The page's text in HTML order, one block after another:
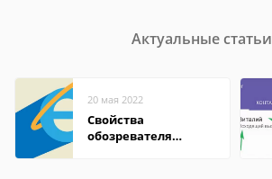
Актуальные статьи
20 мая 2022
Свойства
обозревателя